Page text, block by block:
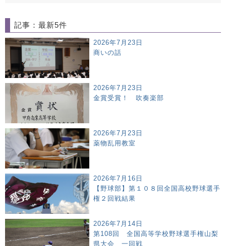
記事：最新5件
2026年7月23日
商いの話
2026年7月23日
金賞受賞！ 吹奏楽部
2026年7月23日
薬物乱用教室
2026年7月16日
【野球部】第１０８回全国高校野球選手
権２回戦結果
2026年7月14日
第108回 全国高等学校野球選手権山梨
県大会 一回戦